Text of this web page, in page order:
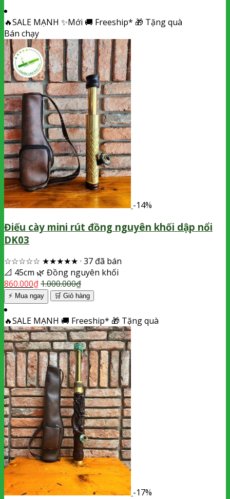
🔥SALE MẠNH ✨Mới 🚚 Freeship* 🎁 Tặng quà
Bán chạy
-14%
Điếu cày mini rút đồng nguyên khối dập nổi
DK03
☆☆☆☆☆ ★★★★★ · 37 đã bán
📐 45cm 🌿 Đồng nguyên khối
860.000₫1.000.000₫
⚡ Mua ngay 🛒 Giỏ hàng
🔥SALE MẠNH 🚚 Freeship* 🎁 Tặng quà
-17%